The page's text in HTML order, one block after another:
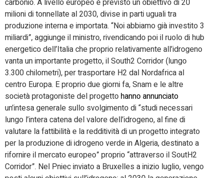
milioni di tonnellate al 2030, divise in parti uguali tra
produzione interna e importata. “Noi abbiamo già investito 3
miliardi”, aggiunge il ministro, rivendicando poi il ruolo di hub
energetico dell’Italia che proprio relativamente all’idrogeno
vanta un importante progetto, il South2 Corridor (lungo
3.300 chilometri), per trasportare H2 dal Nordafrica al
centro Europa. E proprio due giorni fa, Snam e le altre
società protagoniste del progettohanno annunciato
un’intesa generale sullo svolgimento di “studi necessari
lungo l’intera catena del valore dell’idrogeno, al fine di
valutare la fattibilità e la redditività di un progetto integrato
per la produzione di idrogeno verde in Algeria, destinato a
rifornire il mercato europeo” proprio “attraverso il SoutH2
Corridor”. Nel Pniec inviato a Bruxelles a inizio luglio, vengo